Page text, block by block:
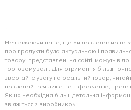
Незважаючи на те, що ми докладаємо
про продукти була актуальною і
товару, представлені на сайті, можуть
торговому залі. Для отримання більш
звертайте увагу на реальний товар,
покладайтеся лише на інформацію,
Якщо необхідна більш детальна
зв'яжіться з виробником.